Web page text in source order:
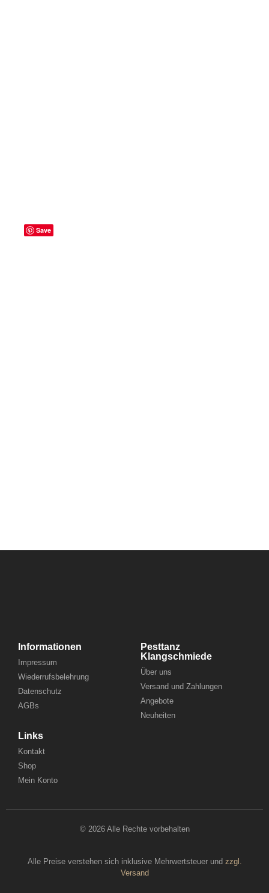
Informationen
Impressum
Wiederrufsbelehrung
Datenschutz
AGBs
Pesttanz
Klangschmiede
Über uns
Versand und Zahlungen
Angebote
Neuheiten
Links
Kontakt
Shop
Mein Konto
© 2026 Alle Rechte vorbehalten
Alle Preise verstehen sich inklusive Mehrwertsteuer und zzgl.
Versand